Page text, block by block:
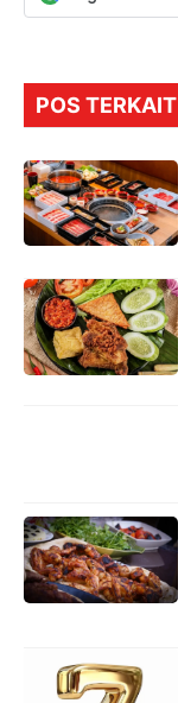
POS TERKAIT